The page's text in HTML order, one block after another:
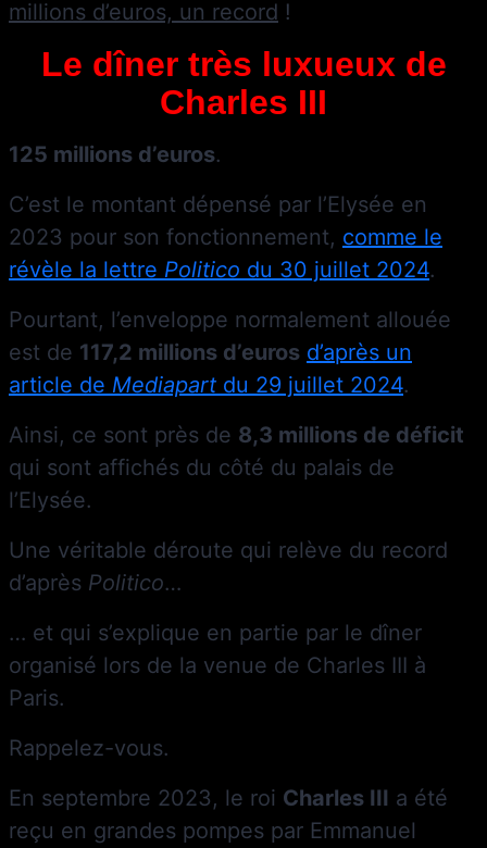
millions d’euros, un record !
Le dîner très luxueux de
Charles III
125 millions d’euros.
C’est le montant dépensé par l’Elysée en
2023 pour son fonctionnement, comme le
révèle la lettre Politico du 30 juillet 2024.
Pourtant, l’enveloppe normalement allouée
est de 117,2 millions d’euros d’après un
article de Mediapart du 29 juillet 2024.
Ainsi, ce sont près de 8,3 millions de déficit
qui sont affichés du côté du palais de
l’Elysée.
Une véritable déroute qui relève du record
d’après Politico…
… et qui s’explique en partie par le dîner
organisé lors de la venue de Charles III à
Paris.
Rappelez-vous.
En septembre 2023, le roi Charles III a été
reçu en grandes pompes par Emmanuel